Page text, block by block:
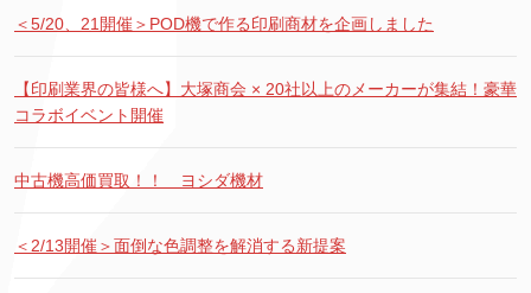
＜5/20、21開催＞POD機で作る印刷商材を企画しました
【印刷業界の皆様へ】大塚商会 × 20社以上のメーカーが集結！豪華
コラボイベント開催
中古機高価買取！！ ヨシダ機材
＜2/13開催＞面倒な色調整を解消する新提案